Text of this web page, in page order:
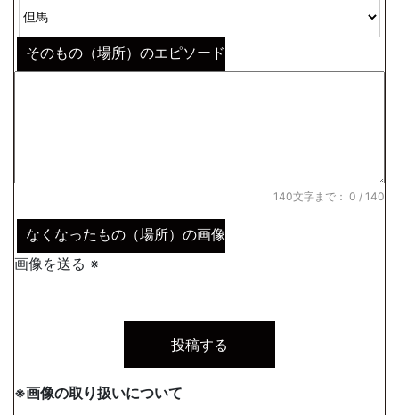
そのもの（場所）のエピソード
140文字まで： 0 / 140
なくなったもの（場所）の画像
画像を送る ※
※画像の取り扱いについて